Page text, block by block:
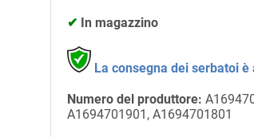
✔ In magazzino
La consegna dei serbatoi
Numero del produttore:
A1694701901, A1694701801